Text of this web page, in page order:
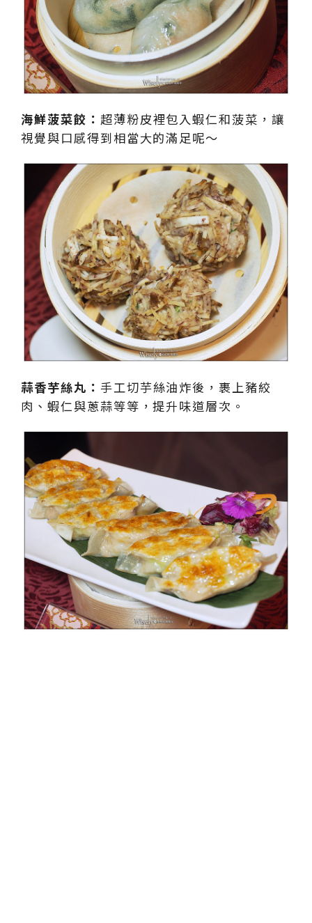
海鮮菠菜餃： 超薄粉皮裡包入蝦仁和菠菜，讓
視覺與口感得到相當大的滿足呢～
蒜香芋絲丸： 手工切芋絲油炸後，裹上豬絞
肉、蝦仁與蔥蒜等等，提升味道層次。